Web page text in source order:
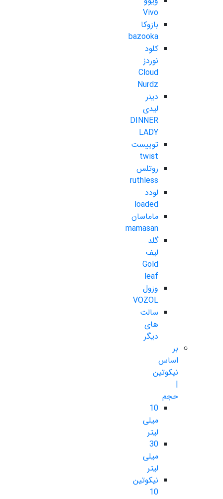
Vivo
بازوکا
bazooka
کلود
نوردز
Cloud
Nurdz
دینر
لیدی
DINNER
LADY
توییست
twist
روتلس
ruthless
لودد
loaded
ماماسان
mamasan
گلد
لیف
Gold
leaf
وزول
VOZOL
سالت
های
دیگر
بر
اساس
نیکوتین
|
حجم
10
میلی
لیتر
30
میلی
لیتر
نیکوتین
10